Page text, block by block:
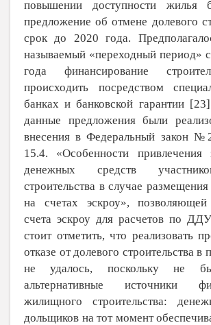
повышении доступности жилья
предложение об отмене долевого
срок до 2020 года.
называемый «переходный период»
года финансирование
происходить посредством
банках и банковской гарантии [23
данные предложения были
внесения в Федеральный закон
15.4. «Особенности привлечения
денежных средств
строительства в случае
на счетах эскроу», позволяющей
счета эскроу для расчетов по
стоит отметить, что реализовать
отказе от долевого строительства
не удалось, поскольку не
альтернативные источники
жилищного строительства:
дольщиков на тот момент